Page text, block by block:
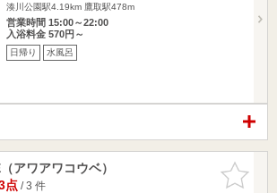
湊川公園駅4.19km 鷹取駅478m
営業時間 15:00～22:00
入浴料金 570円～
日帰り 水風呂
お気に入
りに追加
アワアワコウベ）
点/ 3 件